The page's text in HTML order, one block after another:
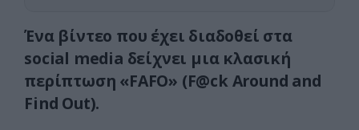
Ένα βίντεο που έχει διαδοθεί στα
social media δείχνει μια κλασική
περίπτωση «FAFO» (F@ck Around and
Find Out).